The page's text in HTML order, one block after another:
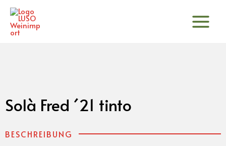
Zum
Inhalt
springen
Solà Fred ´21 tinto
BESCHREIBUNG